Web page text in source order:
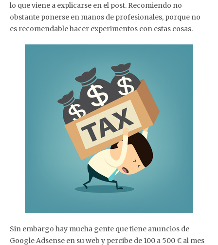
lo que viene a explicarse en el post. Recomiendo no
obstante ponerse en manos de profesionales, porque no
es recomendable hacer experimentos con estas cosas.
Sin embargo hay mucha gente que tiene anuncios de
Google Adsense en su web y percibe de 100 a 500 € al mes